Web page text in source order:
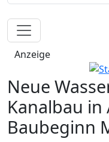
Anzeige
Neue
Kanalbau in
Baubeginn